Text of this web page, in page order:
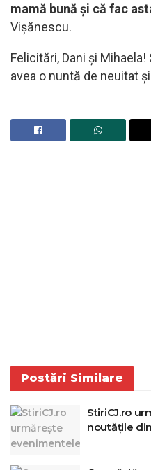
mamă bună și că fac
Vișănescu.
Felicitări, Dani și
avea o nuntă de neuitat
Postări Similare
StiriCJ.ro
noutățile